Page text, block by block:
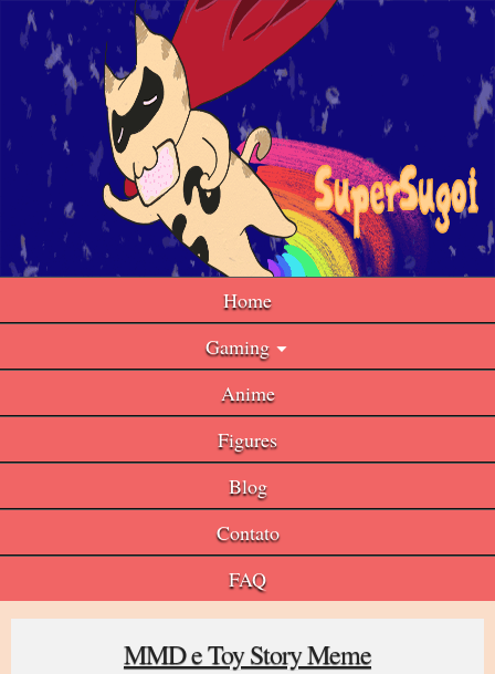
Home
Gaming
Anime
Figures
Blog
Contato
FAQ
MMD e Toy Story Meme